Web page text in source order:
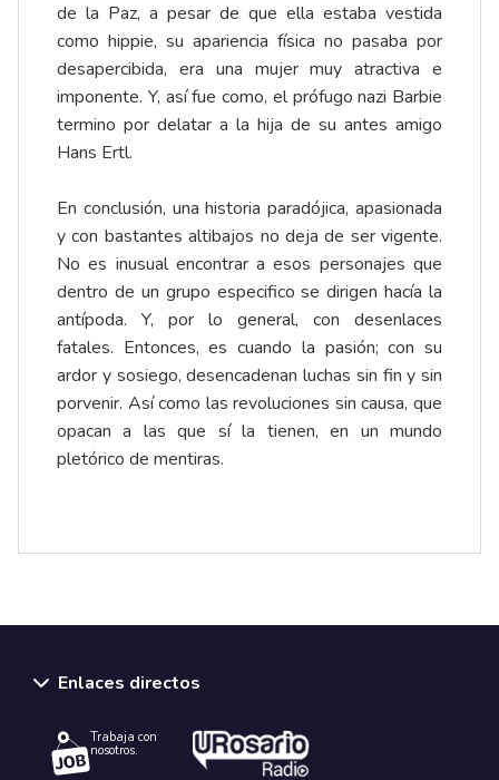
de la Paz, a pesar de que ella estaba vestida
como hippie, su apariencia física no pasaba por
desapercibida, era una mujer muy atractiva e
imponente. Y, así fue como, el prófugo nazi Barbie
termino por delatar a la hija de su antes amigo
Hans Ertl.
En conclusión, una historia paradójica, apasionada
y con bastantes altibajos no deja de ser vigente.
No es inusual encontrar a esos personajes que
dentro de un grupo especifico se dirigen hacía la
antípoda. Y, por lo general, con desenlaces
fatales. Entonces, es cuando la pasión; con su
ardor y sosiego, desencadenan luchas sin fin y sin
porvenir. Así como las revoluciones sin causa, que
opacan a las que sí la tienen, en un mundo
pletórico de mentiras.
Enlaces directos
Trabaja con
nosotros.